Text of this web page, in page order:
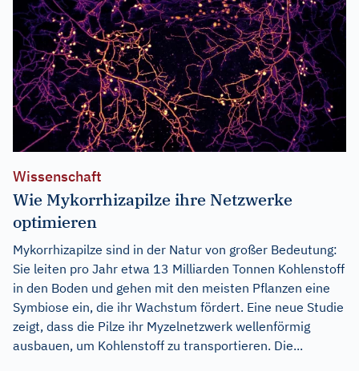
Wissenschaft
Wie Mykorrhizapilze ihre Netzwerke
optimieren
Mykorrhizapilze sind in der Natur von großer Bedeutung:
Sie leiten pro Jahr etwa 13 Milliarden Tonnen Kohlenstoff
in den Boden und gehen mit den meisten Pflanzen eine
Symbiose ein, die ihr Wachstum fördert. Eine neue Studie
zeigt, dass die Pilze ihr Myzelnetzwerk wellenförmig
ausbauen, um Kohlenstoff zu transportieren. Die...